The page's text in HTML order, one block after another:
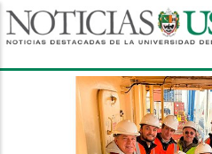
Pasar
al
principal